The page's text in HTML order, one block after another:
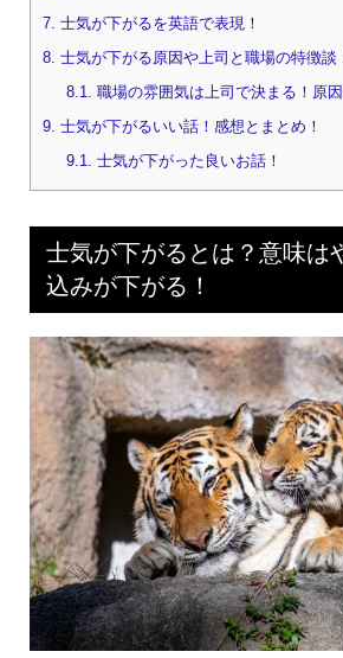
7. 士気が下がるを英語で表現！
8. 士気が下がる原因や上司と職場の特徴談
8.1. 職場の雰囲気は上司で決まる！原
9. 士気が下がるいい話！感想とまとめ！
9.1. 士気が下がった良いお話！
士気が下がるとは？意味は
込みが下がる！